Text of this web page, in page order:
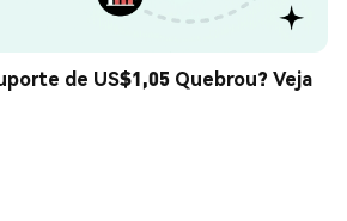
de US$1,05 Quebrou? Veja